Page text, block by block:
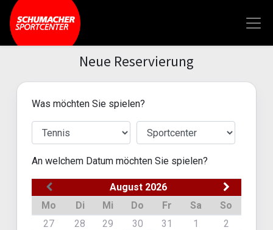
Neue Reservierung
Was möchten Sie spielen?
An welchem Datum möchten Sie spielen?
August 2026
Mo
Di Mi Do Fr Sa
So
27
28 29 30 31 1
2